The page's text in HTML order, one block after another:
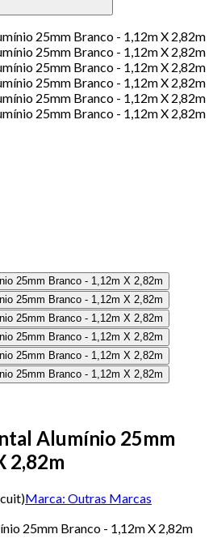
Alumínio 25mm
2,82m
)Marca: Outras Marcas
25mm Branco - 1,12m X 2,82m